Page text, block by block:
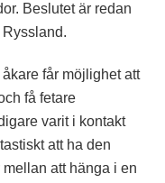
Beslutet är redan
får möjlighet att
få fetare
varit i kontakt
att ha den
att hänga i en